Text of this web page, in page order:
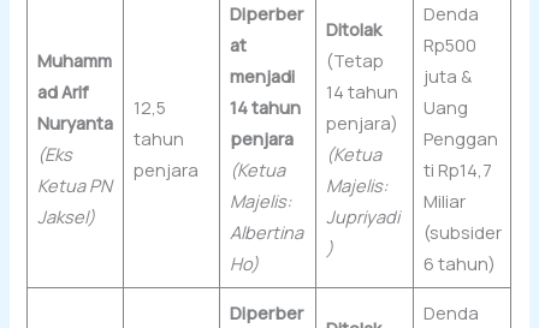
Muhamm
ad Arif
Nuryanta
(Eks
Ketua PN
Jaksel)
12,5
tahun
penjara
Diperber
at
menjadi
14 tahun
penjara
(Ketua
Majelis:
Albertina
Ho)
Ditolak
(Tetap
14 tahun
penjara)
(Ketua
Majelis:
Jupriyadi
)
Denda
Rp500
juta &
Uang
Penggan
ti Rp14,7
Miliar
(subsider
6 tahun)
Diperber
Denda